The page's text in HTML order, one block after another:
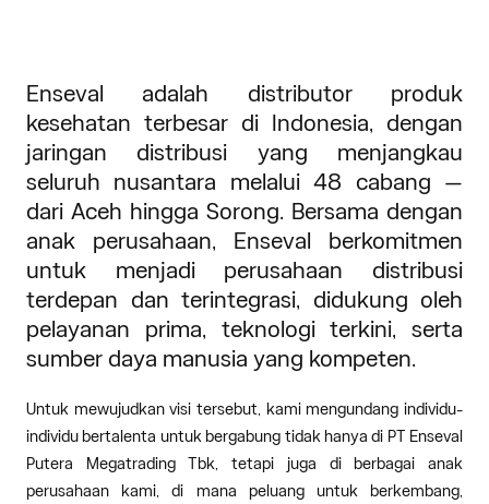
Enseval adalah distributor produk
kesehatan terbesar di Indonesia, dengan
jaringan distribusi yang menjangkau
seluruh nusantara melalui 48 cabang —
dari Aceh hingga Sorong. Bersama dengan
anak perusahaan, Enseval berkomitmen
untuk menjadi perusahaan distribusi
terdepan dan terintegrasi, didukung oleh
pelayanan prima, teknologi terkini, serta
sumber daya manusia yang kompeten.
Untuk mewujudkan visi tersebut, kami mengundang individu-
individu bertalenta untuk bergabung tidak hanya di PT Enseval
Putera Megatrading Tbk, tetapi juga di berbagai anak
perusahaan kami, di mana peluang untuk berkembang,